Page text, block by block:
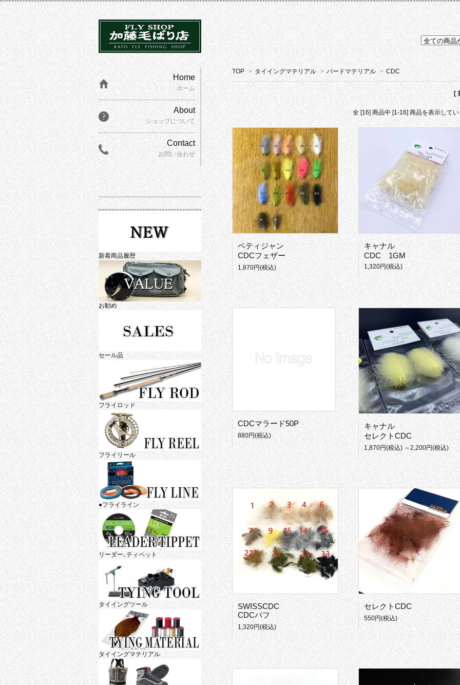
TOP > タイイングマテリアル > バードマテリアル > CDC
[
全 [16] 商品中 [1-16] 商品を表示して
ペティジャン
CDCフェザー
1,870円(税込)
キャナル
CDC 1GM
1,320円(税込)
CDCマラード50P
880円(税込)
キャナル
セレクトCDC
1,870円(税込) ～2,200円(税込)
SWISSCDC
CDCパフ
1,320円(税込)
セレクトCDC
550円(税込)
Home
ホーム
About
ショップについて
Contact
お問い合わせ
新着商品履歴
お勧め
セール品
フライロッド
フライリール
●フライライン
リーダー､ティペット
タイイングツール
タイイングマテリアル